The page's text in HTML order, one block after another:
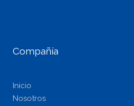
Compañía
Inicio
Nosotros